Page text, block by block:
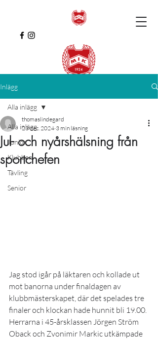
Inlägg
Alla inlägg
Junior
Klubben
Tävling
Senior
Alla inlägg
Jul- och nyårshälsning från
sportchefen
thomaslindegard
23 dec. 2024 3 min läsning
Jag stod igår på läktaren och kollade ut
mot banorna under finaldagen av
klubbmästerskapet, där det spelades tre
finaler och klockan hade hunnit bli 19.00.
Herrarna i 45-årsklassen Jörgen Ström
Oback och Zvonimir Markic utkämpade